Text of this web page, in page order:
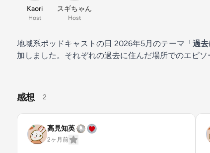
Kaori
Host
スギちゃん
Host
地域系ポッドキャストの日 2026年5月のテーマ「過去
加しました。それぞれの過去に住んだ場所でのエピソ
感想 2
高見知英
2ヶ月前